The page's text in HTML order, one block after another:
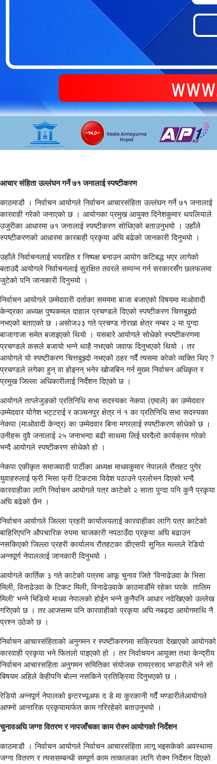
आचार संहिता उल्लंघन गर्ने ७१ जनालाई स्पष्टीकरण
काठमाडौ । निर्वाचन आयोगले निर्वाचन आचारसंहिता उल्लंघन गर्ने ७१ जनालाई
कारवाही गरेको जनाएको छ । आयोगका प्रमुख आयुक्त दिनेशकुमार थपलियाले
उजुरीका आधारमा ७१ जनालाई स्पष्टीकरण सोधिएको बताउनुभयो । उहाँले
स्पष्टीकरणको आधारमा कारबाही प्रकृया अघि बढेको जानकारी दिनुभयो ।
उहाँले निर्वाचनलाई भयरहित र निष्पक्ष बनाउन आयोग कटिबद्ध भएर लागेको
बताउदै आयोगले निर्वाचनलाई सुरक्षित तवरले सम्पन्न गर्न सरकारसँग छलफलमा
जुटेको पनि जानकारी दिनुभयो ।
निर्वाचन आयोगले उम्मेदवारी दर्ताका समयमा बाजा बजाएको विषयमा माओवादी
केन्द्रका अध्यक्ष पुष्पकमल दाहाल प्रचण्डले दिएको स्पष्टीकरण चित्तबुझ्दो
नभएको बताएको छ ।असोज२३ गते प्रचण्ड गोरखा क्षेत्र नम्बर २ मा पुग्दा
बाजागाजा समेत बजाइएको थियो । यसबारे आयोगले सोधेको स्पष्टीकरणमा
प्रचण्डले कसले बजायो भन्ने थाहै नभएको जवाफ दिनुभएको थियो । तर
आयोगले यो स्पष्टीकरण चित्तबुझ्दो नभएको ठहर गर्दै त्यसमा कोको व्यक्ति थिए ?
प्रचण्डले लगेका हुन् वा होइनन् भनेर खोजबिन गर्न मुख्य निर्वाचन अधिकृत र
प्रमुख जिल्ला अधिकारीलाई निर्देशन दिएको छ ।
आयोगले ताप्लेजुङको प्रतिनिधि सभा सदस्यका नेकपा (एमाले) का उम्मेदवार
उम्मेदवार योगेश भट्टराई र कञ्चनपुर क्षेत्र नं १ का प्रतिनिधि सभा सदस्यका
नेकपा (माओवादी केन्द्र) का उम्मेदवार बिना मगरलाई स्पष्टीकरण सोधेको छ ।
उनीहरू दुवै जनालाई २५ जनाभन्दा बढी साथमा लिई घरदैलो कार्यक्रम गरेको
भन्दै आयोगले स्पष्टीकरण सोधेको हो ।
नेकपा एकीकृत समाजवादी पार्टीका अध्यक्ष माधवकुमार नेपालले रौतहट पुगेर
युवाहरुलाई फ्री भिसा फ्री टिकटमा विदेश पठाउने प्रलोभन दिएको भन्दै
कारवाहीका लागि निर्वाचन आयोगले पत्र काटेको २ साता पुग्दा पनि कुनै प्रकृया
अघि बढेको छैन ।
निर्वाचन आयोगले जिल्ला प्रहरी कार्यालयलाई कारवाहीका लागि पत्र काटेको
बाहिरिएपनि औपचारिक रुपमा चाजकारी नपठाउँदा प्रकृया अघि बढाउन
नसकिएको जिल्ला प्रहरी कार्यालय रौतहटका डीएसपी सुनिल मल्लले रेडियो
अन्नपूर्ण नेपाललाई जानकारी दिनुभयो ।
आयोगले कार्तिक ३ गते काटेको पत्रमा आफू चुनाव जिते ‘विनाढेउवा के भिसा
मिली, विनाढेउवा के टिकट मिली, विनाढेउवाके काठमाडौंमे रहेका घरके तालिम
मिली’ भन्ने भिडियो माधव नेपालको होईन भन्ने कुनैपनि आधार नदेखिएको उल्लेख
गरिएको छ । तर आजसम्म पनि कारवाहीको प्रकृया अघि नबढ्दा आयोगमाथि नै
प्रश्न उठेको छ ।
निर्वाचन आचारसंहिताको अनुगमन र स्पष्टीकरणमा सक्रियता देखाएको आयोगको
कारवाही प्रकृया भने फितलो पाइएको हो । तर निर्वाचयन आयुक्त तथा केन्द्रीय
निर्वाचन आचारसहिता अनुगमन समितिका संयोजक रामप्रसाद भण्डारीले भने सो
बिषयम अहिले केहीपनि बोल्न नसकिने प्रतिक्रिया दिनुभएको छ ।
रेडियो अन्नपूर्ण नेपालको इन्टरभ्यूअफ द डे मा कुरकानी गर्दै भण्डारीलेआयोगले
आफ्नो आन्तरिक प्रकृयामार्फत काम गरिरहेको बताउनुभयो ।
चुनावअघि जग्गा वितरण र नापजाँचका काम रोक्न आयोगको निर्देशन
काठमाडौ । निर्वाचन आयोगले निर्वाचन आचारसंहिता लागू भइसकेको अवस्थामा
जग्गा वितरण र त्यससम्बन्धी सम्पूर्ण काम तत्कालका लागि रोक्न निर्देशन दिएको